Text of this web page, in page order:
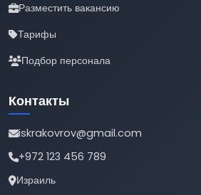
Разместить вакансию
Тарифы
Подбор персонала
Контакты
iskrakovrov@gmail.com
+972 123 456 789
Израиль